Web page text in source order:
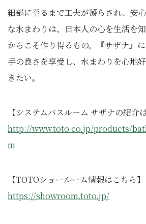
細部に至るまで工夫が凝らされ、安
な水まわりは、日本人の心を生活を
からこそ作り得るもの。『サザナ』
手の良さを享受し、水まわりを心地
きたい。
【システムバスルーム サザナの紹介
http://www.toto.co.jp/products/
m
【TOTOショールーム情報はこちら】
https://showroom.toto.jp/